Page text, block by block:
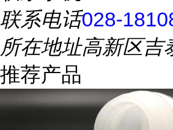
联系电话028-
所在地址高新区吉
推荐产品